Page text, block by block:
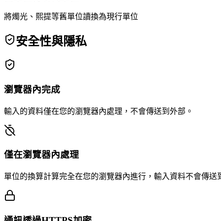
將燭光、熙提等舊單位讀換為現行單位
安全性與隱私
瀏覽器內完成
輸入的資料僅在您的瀏覽器內處理，不會傳送到外部。
僅在瀏覽器內處理
單位的換算計算完全在您的瀏覽器內進行，輸入資料不會傳送